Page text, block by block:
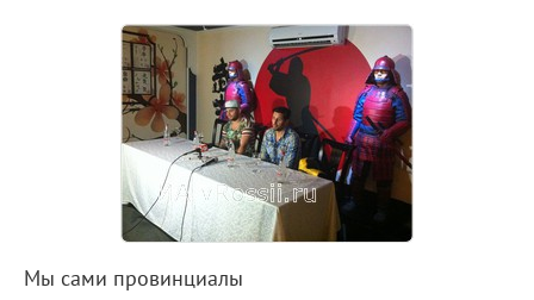
Мы сами провинциалы